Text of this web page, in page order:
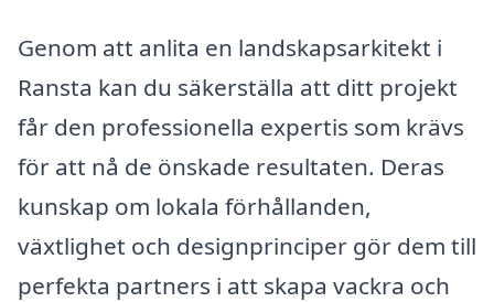
Genom att anlita en landskapsarkitekt i
Ransta kan du säkerställa att ditt projekt
får den professionella expertis som krävs
för att nå de önskade resultaten. Deras
kunskap om lokala förhållanden,
växtlighet och designprinciper gör dem till
perfekta partners i att skapa vackra och